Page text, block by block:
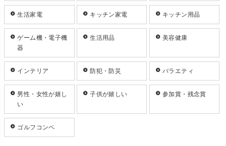
生活家電 キッチン家電 キッチン用品
ゲーム機・電子機
器
生活用品 美容健康
インテリア 防犯・防災 バラエティ
男性・女性が嬉し
い
子供が嬉しい 参加賞・残念賞
ゴルフコンペ